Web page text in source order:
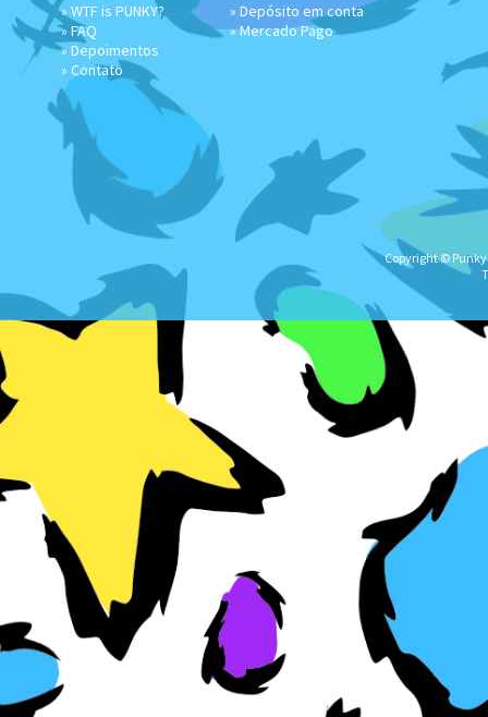
» WTF is PUNKY?
» FAQ
» Depoimentos
» Contato
» Depósito em conta
»Mercado Pago
Copyright ©